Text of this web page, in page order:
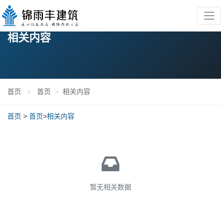
相关内容
首页 > 首页 > 相关内容
首页 > 首页>相关内容
暂无相关数据